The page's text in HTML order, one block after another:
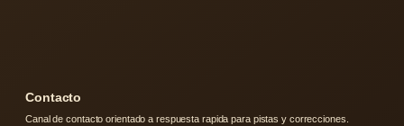
Contacto
Canal de contacto orientado a respuesta rapida para pistas y correcciones.